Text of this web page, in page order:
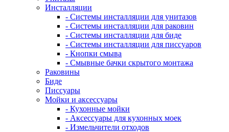
Инсталляции
- Системы инсталляции для унитазов
- Системы инсталляции для раковин
- Системы инсталляции для биде
- Системы инсталляции для писсуаров
- Кнопки смыва
- Смывные бачки скрытого монтажа
Раковины
Биде
Писсуары
Мойки и аксессуары
- Кухонные мойки
- Аксессуары для кухонных моек
- Измельчители отходов